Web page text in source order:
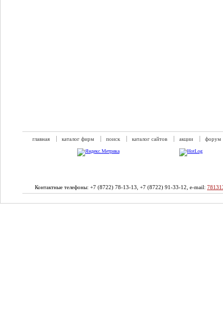
главная каталог фирм поиск каталог сайтов акции форум
Контактные телефоны: +7 (8722) 78-13-13, +7 (8722) 91-33-12, e-mail: